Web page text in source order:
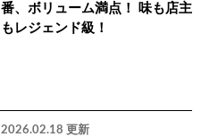
番、ボリューム満点！ 味も店主
もレジェンド級！
2026.02.18 更新